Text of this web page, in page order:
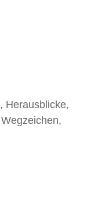
, Herausblicke,
Wegzeichen,